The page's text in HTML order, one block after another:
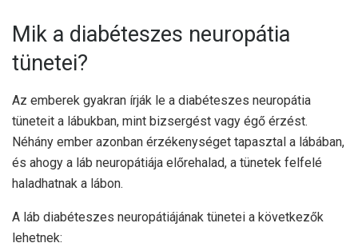
Mik a diabéteszes neuropátia
tünetei?
Az emberek gyakran írják le a diabéteszes neuropátia
tüneteit a lábukban, mint bizsergést vagy égő érzést.
Néhány ember azonban érzékenységet tapasztal a lábában,
és ahogy a láb neuropátiája előrehalad, a tünetek felfelé
haladhatnak a lábon.
A láb diabéteszes neuropátiájának tünetei a következők
lehetnek: